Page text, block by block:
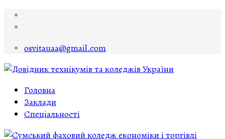
osvitauaa@gmail.com
Головна
Заклади
Спеціальності